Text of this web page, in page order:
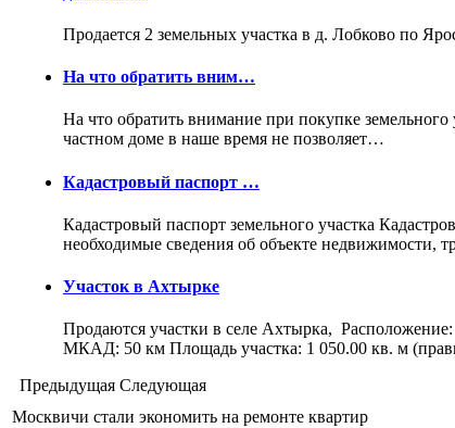
Продается 2 земельных участка в д. Лобково по
На что обратить вним…
На что обратить внимание при покупке
частном доме в наше время не позволяет…
Кадастровый паспорт …
Кадастровый паспорт земельного участка
необходимые сведения об объекте недвижимости,
Участок в Ахтырке
Продаются участки в селе Ахтырка,
МКАД: 50 км Площадь участка: 1 050.00 кв. м
Предыдущая Следующая
Москвичи стали экономить на ремонте квартир